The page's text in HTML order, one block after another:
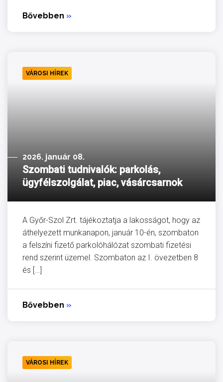
Bővebben »
VÁROSI HÍREK
2026. január 08.
Szombati tudnivalók: parkolás,
ügyfélszolgálat, piac, vásárcsarnok
A Győr-Szol Zrt. tájékoztatja a lakosságot, hogy az
áthelyezett munkanapon, január 10-én, szombaton
a felszíni fizető parkolóhálózat szombati fizetési
rend szerint üzemel. Szombaton az I. övezetben 8
és […]
Bővebben »
VÁROSI HÍREK